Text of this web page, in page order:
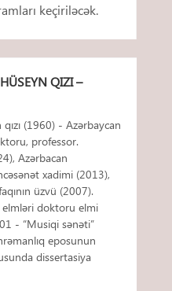
keçiriləcək.
QIZI –
(1960) - Azərbaycan
professor.
Azərbacan
xadimi (2013),
üzvü (2007).
elmləri doktoru elmi
- “Musiqi sənəti”
eposunun
dissertasiya